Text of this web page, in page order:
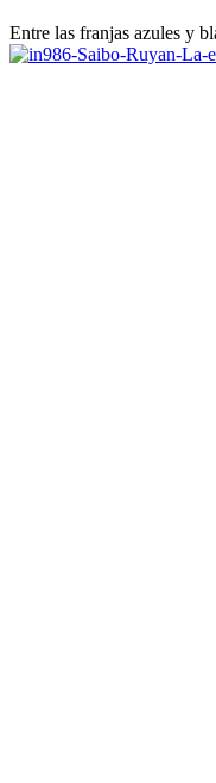
Entre las franjas azules y